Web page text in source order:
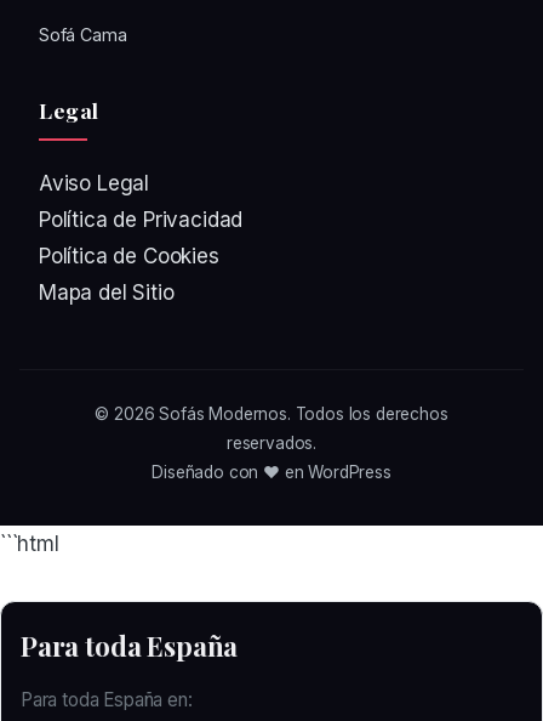
Sofá Cama
Legal
Aviso Legal
Política de Privacidad
Política de Cookies
Mapa del Sitio
© 2026Sofás Modernos. Todos los derechos
reservados.
Diseñado con ❤️ en WordPress
```html
Para toda España
Para toda España en: